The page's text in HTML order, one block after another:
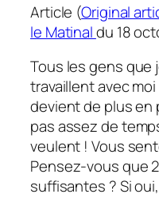
Article (Original
le Matinaldu 18
Tous les gens que
travaillent avec
devient de plus en
pas assez de
veulent ! Vous
Pensez-vous que
suffisantes ? Si